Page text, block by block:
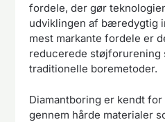
fordele, der gør
udviklingen af bæredygtig
mest markante fordele er
reducerede støjforurening
traditionelle boremetoder.
Diamantboring er kendt
gennem hårde materialer